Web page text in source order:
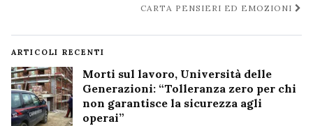
CARTA PENSIERI ED EMOZIONI
ARTICOLI RECENTI
Morti sul lavoro, Università delle
Generazioni: “Tolleranza zero per chi
non garantisce la sicurezza agli
operai”